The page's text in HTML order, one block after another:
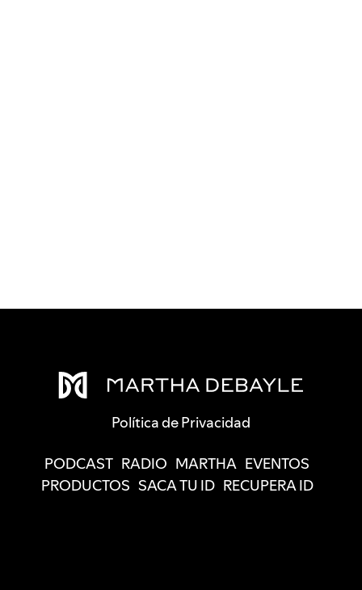
Política de Privacidad
PODCAST RADIO MARTHA EVENTOS
PRODUCTOS SACA TU ID RECUPERA ID